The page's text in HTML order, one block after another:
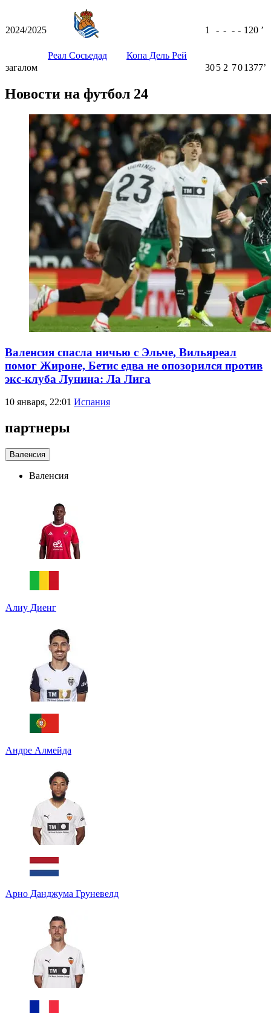
2024/2025
Реал Сосьедад Копа Дель Рей
1 - - - - 120 ʼ
загалом 305 2 701377ʼ
Новости на футбол 24
Валенсия спасла ничью с Эльче, Вильяреал
помог Жироне, Бетис едва не опозорился против
экс-клуба Лунина: Ла Лига
10 января, 22:01 Испания
партнеры
Валенсия
Валенсия
Алиу Диенг
Андре Алмейда
Арно Данджума Груневелд